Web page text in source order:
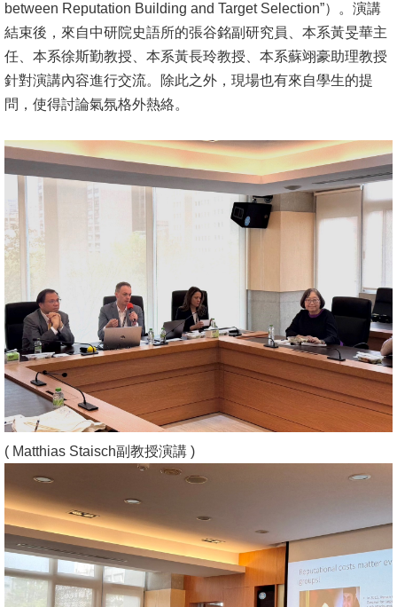
消
息
公
告
國
際
高
耕
辦
法
及
文
輔
&
學
輔
between Reputation Building and Target Selection”）。演講
結束後，來自中研院史語所的張谷銘副研究員、本系黃旻華主
任、本系徐斯勤教授、本系黃長玲教授、本系蘇翊豪助理教授
針對演講內容進行交流。除此之外，現場也有來自學生的提
問，使得討論氣氛格外熱絡。
( Matthias Staisch副教授演講 )